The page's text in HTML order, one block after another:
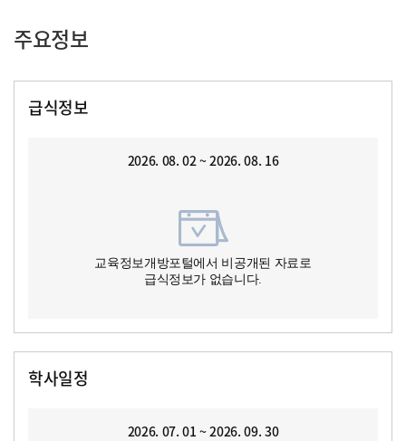
주요정보
급식정보
2026. 08. 02 ~ 2026. 08. 16
교육정보개방포털에서 비공개된 자료로
급식정보가 없습니다.
학사일정
2026. 07. 01 ~ 2026. 09. 30